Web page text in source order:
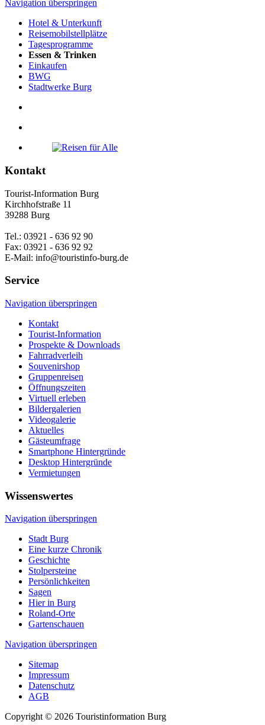
Navigation überspringen
Hotel & Unterkunft
Reisemobilstellplätze
Tagesprogramme
Essen & Trinken
Einkaufen
BWG
Stadtwerke Burg
Kontakt
Tourist-Information Burg
Kirchhofstraße 11
39288 Burg
Tel.: 03921 - 636 92 90
Fax: 03921 - 636 92 92
E-Mail: info@touristinfo-burg.de
Service
Navigation überspringen
Kontakt
Tourist-Information
Prospekte & Downloads
Fahrradverleih
Souvenirshop
Gruppenreisen
Öffnungszeiten
Virtuell erleben
Bildergalerien
Videogalerie
Aktuelles
Gästeumfrage
Smartphone Hintergründe
Desktop Hintergründe
Vermietungen
Wissenswertes
Navigation überspringen
Stadt Burg
Eine kurze Chronik
Geschichte
Stolpersteine
Persönlichkeiten
Sagen
Hier in Burg
Roland-Orte
Gartenschauen
Navigation überspringen
Sitemap
Impressum
Datenschutz
AGB
Copyright © 2026 Touristinformation Burg